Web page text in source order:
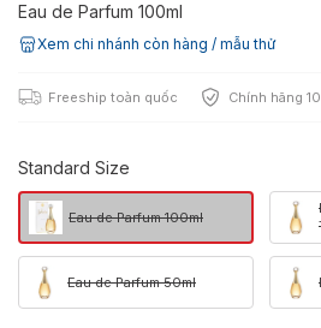
Eau de Parfum 100ml
Xem chi nhánh còn hàng / mẫu thử
Freeship toàn quốc Chính hãng
Standard Size
Eau de Parfum 100ml
Eau de Parfum 50ml